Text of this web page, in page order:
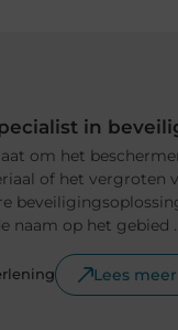
in
om het
of het vergroten
naam op het gebied
Lees meer